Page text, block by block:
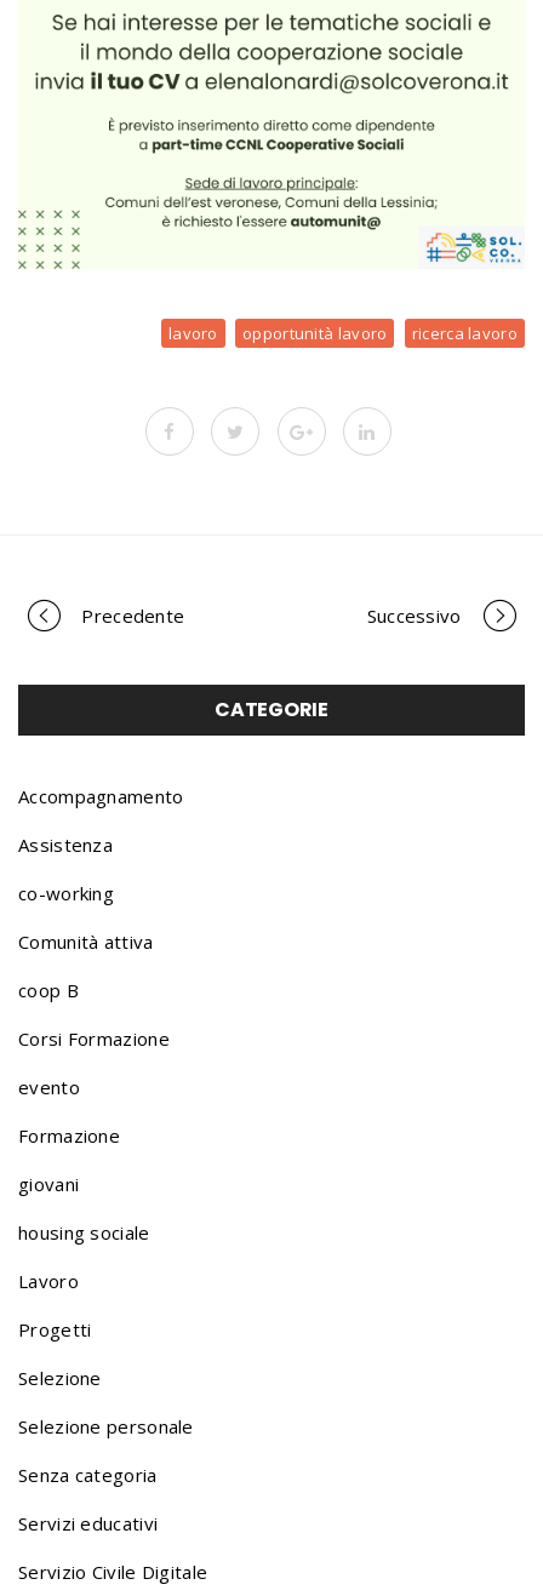
lavoro opportunità lavoro ricerca lavoro
P
o
r
t
f
o
o
n
a
v
Precedente Successivo
CATEGORIE
Accompagnamento
Assistenza
co-working
Comunità attiva
coop B
Corsi Formazione
evento
Formazione
giovani
housing sociale
Lavoro
Progetti
Selezione
Selezione personale
Senza categoria
Servizi educativi
Servizio Civile Digitale